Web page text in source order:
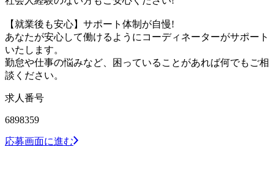
【就業後も安心】サポート体制が自慢!
あなたが安心して働けるようにコーディネーターがサポート
いたします。
勤怠や仕事の悩みなど、困っていることがあれば何でもご相
談ください。
求人番号
6898359
応募画面に進む